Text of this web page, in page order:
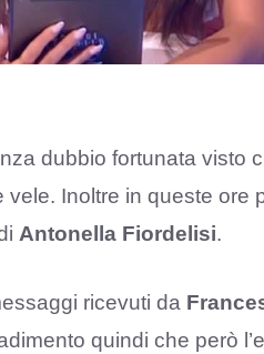
dubbio fortunata visto
vele. Inoltre in queste ore
Antonella Fiordelisi.
ricevuti da
quindi che però